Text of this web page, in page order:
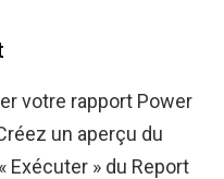
votre rapport Power
un aperçu du
Exécuter » du Report